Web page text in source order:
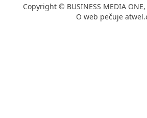
Copyright © BUSINESS MEDIA